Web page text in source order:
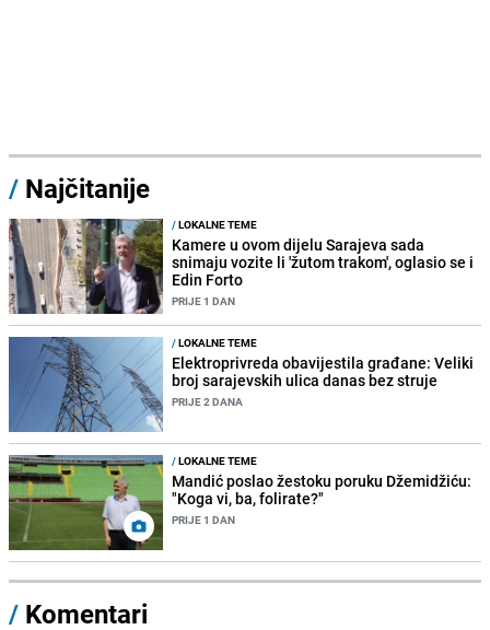
/ Najčitanije
/LOKALNE TEME
Kamere u ovom dijelu Sarajeva sada
snimaju vozite li 'žutom trakom', oglasio se i
Edin Forto
PRIJE 1 DAN
/LOKALNE TEME
Elektroprivreda obavijestila građane: Veliki
broj sarajevskih ulica danas bez struje
PRIJE 2 DANA
/LOKALNE TEME
Mandić poslao žestoku poruku Džemidžiću:
"Koga vi, ba, folirate?"
PRIJE 1 DAN
/ Komentari